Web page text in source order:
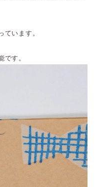
ています。
です。